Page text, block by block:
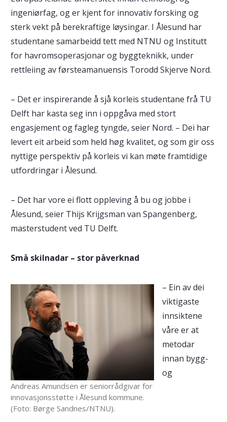
ingeniørfag, og er kjent for innovativ forsking og
sterk vekt på berekraftige løysingar. I Ålesund har
studentane samarbeidd tett med NTNU og Institutt
for havromsoperasjonar og byggteknikk, under
rettleiing av førsteamanuensis Torodd Skjerve Nord.
– Det er inspirerande å sjå korleis studentane frå TU
Delft har kasta seg inn i oppgåva med stort
engasjement og fagleg tyngde, seier Nord. – Dei har
levert eit arbeid som held høg kvalitet, og som gir oss
nyttige perspektiv på korleis vi kan møte framtidige
utfordringar i Ålesund.
– Det har vore ei flott oppleving å bu og jobbe i
Ålesund, seier Thijs Krijgsman van Spangenberg,
masterstudent ved TU Delft.
Små skilnadar – stor påverknad
Andreas Amundsen er seniorrådgivar for
innovasjonsstøtte i Ålesund kommune.
(Foto: Børge Sandnes/NTNU).
– Ein av dei
viktigaste
innsiktene
våre er at
metodar
innan bygg-
og